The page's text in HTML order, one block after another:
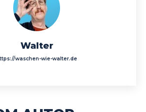
Walter
waschen-wie-walter.de